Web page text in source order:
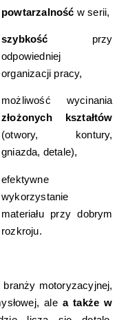
powtarzalność w serii,
szybkość przy
odpowiedniej
organizacji pracy,
możliwość wycinania
złożonych kształtów
(otwory, kontury,
gniazda, detale),
efektywne
wykorzystanie
materiału przy dobrym
rozkroju.
motoryzacyjnej,
ale a także w